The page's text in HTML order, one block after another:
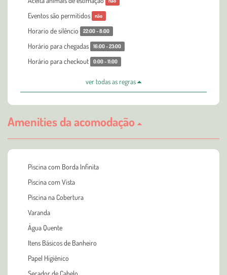
Eventos são permitidos não
Horario de silêncio 22:00 - 8:00
Horário para chegadas 16:00 - 23:00
Horário para checkout 0:00 - 11:00
ver todas as regras
Amenities da acomodação
Piscina com Borda Infinita
Piscina com Vista
Piscina na Cobertura
Varanda
Água Quente
Itens Básicos de Banheiro
Papel Higiênico
Secador de Cabelo